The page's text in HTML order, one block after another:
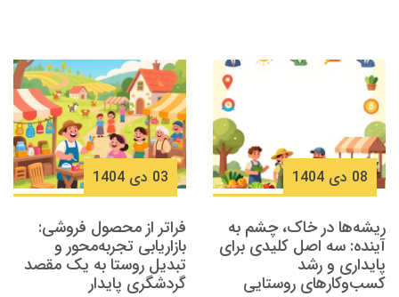
08 دی 1404
ریشه‌ها در خاک، چشم به
آینده: سه اصل کلیدی برای
پایداری و رشد
کسب‌وکارهای روستایی
03 دی 1404
فراتر از محصول فروشی:
بازاریابی تجربه‌محور و
تبدیل روستا به یک مقصد
گردشگری پایدار